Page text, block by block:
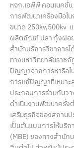
หจก.เอพีพี คอนเนคชั่น
การพัฒนาเครื่องมือใ
ขนาด 250kv,500kv
ผลิตภัณฑ์ ปลา กุ้งฝอย
สำนักบริการวิชาการ
ทางมหาวิทยาลัยราชภั
ปัญญาจากการหารือใ
การแก้ปัญญาที่เหมา
ประกอบการร่วมกันว
ดำเนินงานพัฒนาครั้ง
เสริมธุรกิจของสถาน
เป็นต้นแบบการให้บริ
(MBE) ของทางสำนัก